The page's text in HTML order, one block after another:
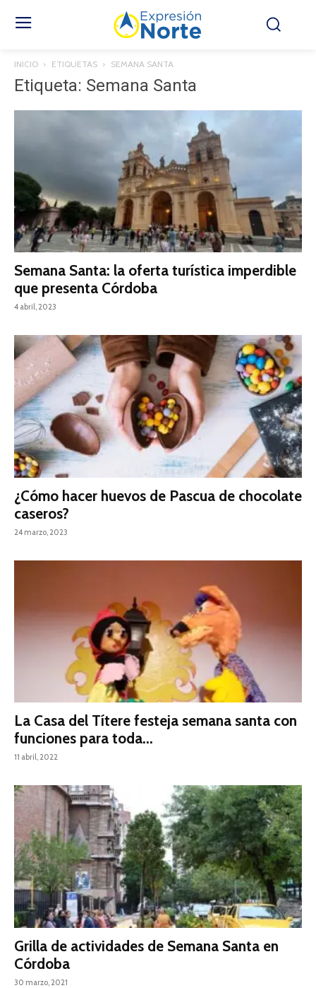
INICIO ETIQUETAS SEMANA SANTA
Etiqueta: Semana Santa
Semana Santa: la oferta turística imperdible
que presenta Córdoba
4 abril, 2023
¿Cómo hacer huevos de Pascua de chocolate
caseros?
24 marzo, 2023
La Casa del Títere festeja semana santa con
funciones para toda...
11 abril, 2022
Grilla de actividades de Semana Santa en
Córdoba
30 marzo, 2021